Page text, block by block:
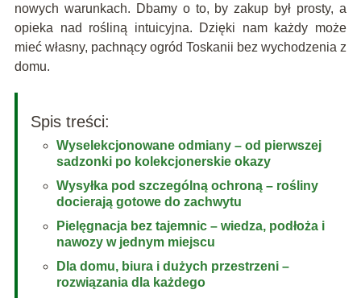
nowych warunkach. Dbamy o to, by zakup był prosty, a
opieka nad rośliną intuicyjna. Dzięki nam każdy może
mieć własny, pachnący ogród Toskanii bez wychodzenia z
domu.
Spis treści:
Wyselekcjonowane odmiany – od pierwszej
sadzonki po kolekcjonerskie okazy
Wysyłka pod szczególną ochroną – rośliny
docierają gotowe do zachwytu
Pielęgnacja bez tajemnic – wiedza, podłoża i
nawozy w jednym miejscu
Dla domu, biura i dużych przestrzeni –
rozwiązania dla każdego